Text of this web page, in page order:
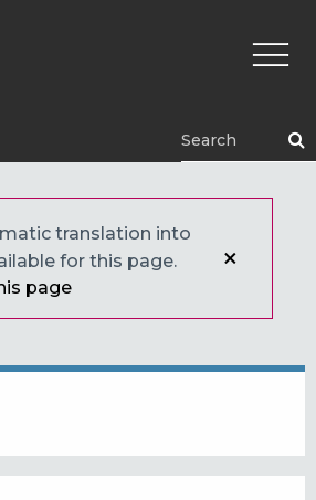
translation into
for this page.
page